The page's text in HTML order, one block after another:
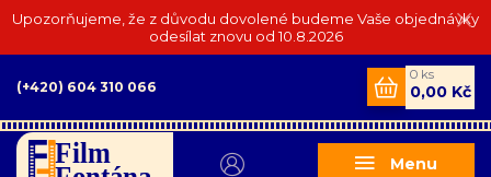
Upozorňujeme, že z důvodu dovolené budeme Vaše objednávky
odesílat znovu od 10.8.2026
Menu
(+420) 604 310 066
0 ks
0,00 Kč